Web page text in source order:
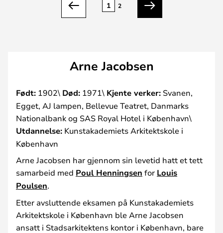
Forrige
1 2
Neste
Arne Jacobsen
Født: 1902\ Død: 1971\ Kjente verker: Svanen,
Egget, AJ lampen, Bellevue Teatret, Danmarks
Nationalbank og SAS Royal Hotel i København\
Utdannelse: Kunstakademiets Arkitektskole i
København
Arne Jacobsen har gjennom sin levetid hatt et tett
samarbeid med Poul Henningsen for Louis
Poulsen.
Etter avsluttende eksamen på Kunstakademiets
Arkitektskole i København ble Arne Jacobsen
ansatt i Stadsarkitektens kontor i København, bare